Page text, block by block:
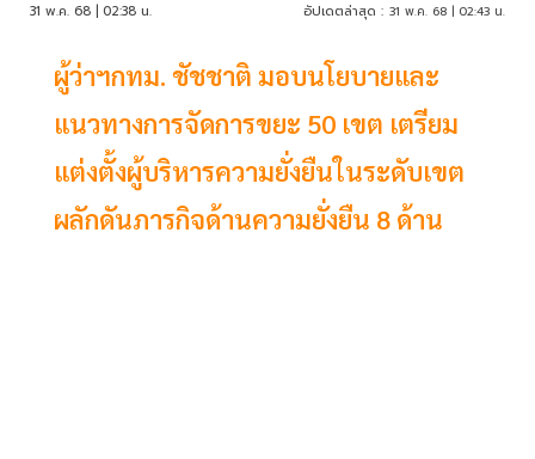
31 พ.ค. 68 | 02:38 น. อัปเดตล่าสุด : 31 พ.ค. 68 | 02:43 น.
ผู้ว่าฯกทม. ชัชชาติ มอบนโยบายและ
แนวทางการจัดการขยะ 50 เขต เตรียม
แต่งตั้งผู้บริหารความยั่งยืนในระดับเขต
ผลักดันภารกิจด้านความยั่งยืน 8 ด้าน